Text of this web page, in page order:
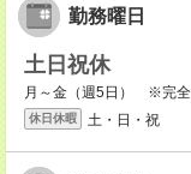
勤務曜日
土日祝休
月～金（週5日） ※完全
休日休暇 土・日・祝